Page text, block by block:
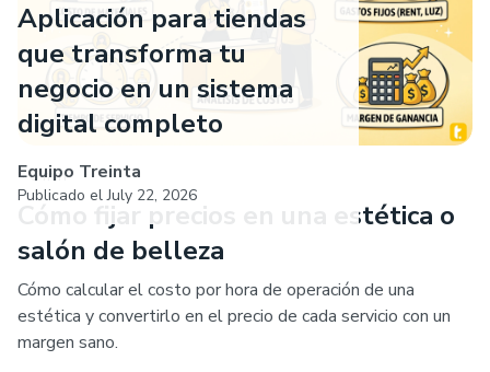
Aplicación para tiendas
que transforma tu
negocio en un sistema
digital completo
Equipo Treinta
Publicado elJuly 22, 2026
. 6 min
Cómo fijar precios en una estética o
salón de belleza
Cómo calcular el costo por hora de operación de una
estética y convertirlo en el precio de cada servicio con un
margen sano.